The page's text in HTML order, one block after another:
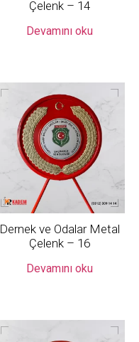
Çelenk – 14
Devamını oku
Dernek ve Odalar Metal
Çelenk – 16
Devamını oku